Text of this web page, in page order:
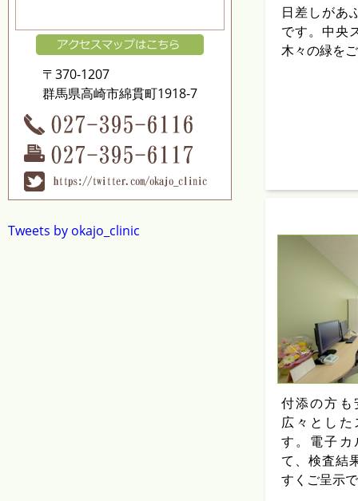
〒370-1207
群馬県高崎市綿貫町1918-7
Tweets by okajo_clinic
日差しがあ
です。中央
木々の緑を
付添の方も
広々とし
す。電子カ
て、検査結
すくご呈示